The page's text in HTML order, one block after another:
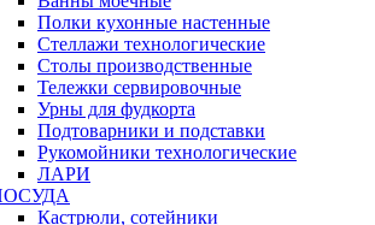
Полки кухонные настенные
Стеллажи технологические
Столы производственные
Тележки сервировочные
Урны для фудкорта
Подтоварники и подставки
Рукомойники технологические
ЛАРИ
Кастрюли, сотейники